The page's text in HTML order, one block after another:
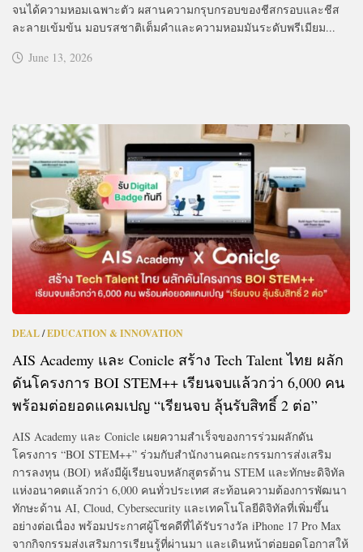
จนได้ความหอมเฉพาะตัว ผสานความกรุบกรอบของชีสกรอบและชีส
ละลายเข้มข้น มอบรสชาติเต็มคำและความหอมมันระดับพรีเมียม...
June 13, 2026
DEAL/EDUCATION & INNOVATION
AIS Academy และ Conicle สร้าง Tech Talent ไทย ผลัก
ดันโครงการ BOI STEM++ เรียนจบแล้วกว่า 6,000 คน
พร้อมต่อยอดแคมเปญ “เรียนจบ ลุ้นรับสิทธิ์ 2 ต่อ”
AIS Academy และ Conicle เผยความสำเร็จของการร่วมผลักดัน
โครงการ “BOI STEM++” ร่วมกับสำนักงานคณะกรรมการส่งเสริม
การลงทุน (BOI) หลังมีผู้เรียนจบหลักสูตรด้าน STEM และทักษะดิจิทัล
แห่งอนาคตแล้วกว่า 6,000 คนทั่วประเทศ สะท้อนความต้องการพัฒนา
ทักษะด้าน AI, Cloud, Cybersecurity และเทคโนโลยีดิจิทัลที่เพิ่มขึ้น
อย่างต่อเนื่อง พร้อมประกาศผู้โชคดีที่ได้รับรางวัล iPhone 17 Pro Max
จากกิจกรรมส่งเสริมการเรียนรู้ที่ผ่านมา และเดินหน้าต่อยอดโอกาสให้